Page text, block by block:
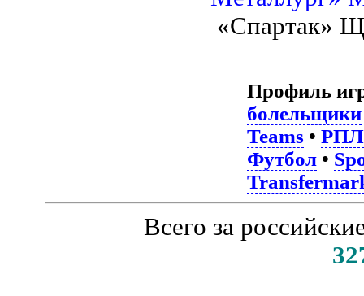
«Спартак»
Профиль
болельщики
Teams • РПЛ
Футбол•
Всего за